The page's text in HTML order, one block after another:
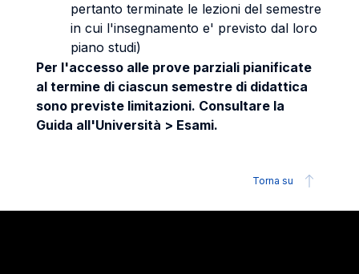
pertanto terminate le lezioni del semestre
in cui l'insegnamento e' previsto dal loro
piano studi)
Per l'accesso alle prove parziali pianificate
al termine di ciascun semestre di didattica
sono previste limitazioni. Consultare la
Guida all'Università > Esami.
Torna su